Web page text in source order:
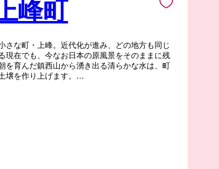
峰町
さな町・上峰。近代化が進み、どの地方も同じ
現在でも、今なお日本の原風景をそのままに残
を育んだ鎮西山から湧き出る清らかな水は、町
壌を作り上げます。